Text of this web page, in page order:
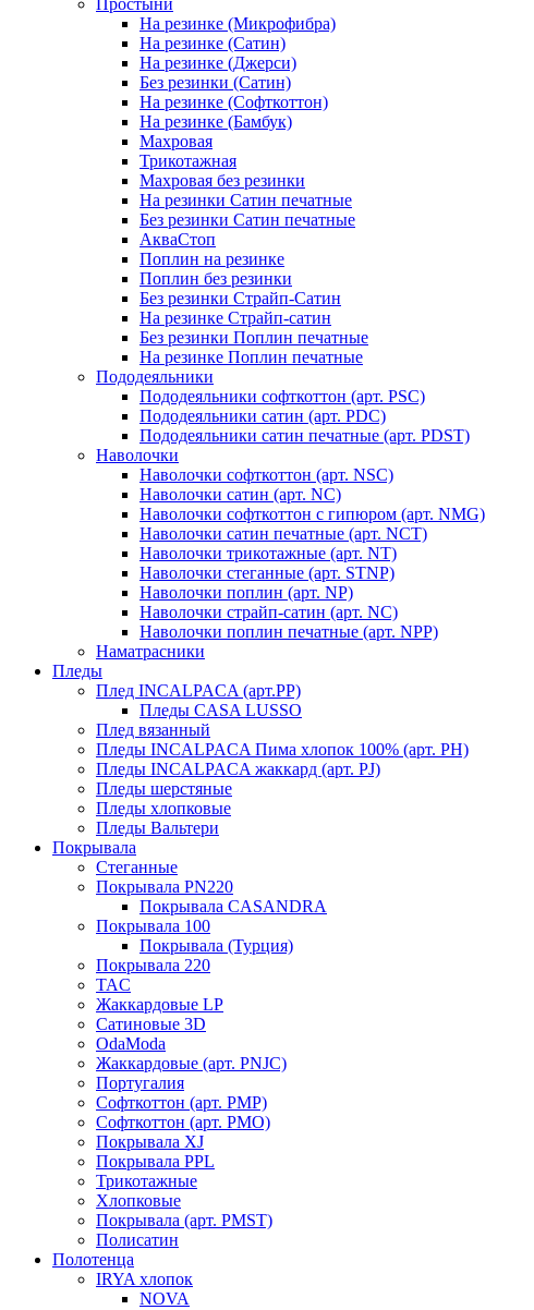
Простыни
На резинке (Микрофибра)
На резинке (Сатин)
На резинке (Джерси)
Без резинки (Сатин)
На резинке (Софткоттон)
На резинке (Бамбук)
Махровая
Трикотажная
Махровая без резинки
На резинки Сатин печатные
Без резинки Сатин печатные
АкваСтоп
Поплин на резинке
Поплин без резинки
Без резинки Страйп-Сатин
На резинке Страйп-сатин
Без резинки Поплин печатные
На резинке Поплин печатные
Пододеяльники
Пододеяльники софткоттон (арт. PSC)
Пододеяльники сатин (арт. PDC)
Пододеяльники сатин печатные (арт. PDST)
Наволочки
Наволочки софткоттон (арт. NSC)
Наволочки сатин (арт. NC)
Наволочки софткоттон с гипюром (арт. NMG)
Наволочки сатин печатные (арт. NCT)
Наволочки трикотажные (арт. NT)
Наволочки стеганные (арт. STNP)
Наволочки поплин (арт. NP)
Наволочки страйп-сатин (арт. NC)
Наволочки поплин печатные (арт. NPP)
Наматрасники
Пледы
Плед INCALPACA (арт.PP)
Пледы CASA LUSSO
Плед вязанный
Пледы INCALPACA Пима хлопок 100% (арт. PH)
Пледы INCALPACA жаккард (арт. PJ)
Пледы шерстяные
Пледы хлопковые
Пледы Вальтери
Покрывала
Стеганные
Покрывала PN220
Покрывала CASANDRA
Покрывала 100
Покрывала (Турция)
Покрывала 220
TAC
Жаккардовые LP
Сатиновые 3D
OdaModa
Жаккардовые (арт. PNJC)
Португалия
Софткоттон (арт. PMP)
Софткоттон (арт. PMO)
Покрывала XJ
Покрывала PPL
Трикотажные
Хлопковые
Покрывала (арт. PMST)
Полисатин
Полотенца
IRYA хлопок
NOVA